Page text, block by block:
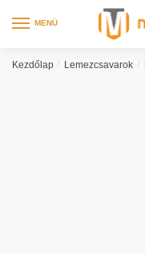
MENÜ
Kezdőlap / Lemezcsavarok /